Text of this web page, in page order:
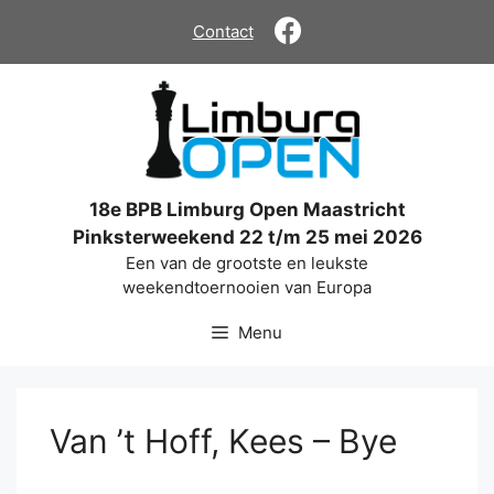
de
Contact
18e BPB Limburg Open Maastricht
Pinksterweekend 22 t/m 25 mei 2026
Een van de grootste en leukste
weekendtoernooien van Europa
Menu
Van ’t Hoff, Kees – Bye